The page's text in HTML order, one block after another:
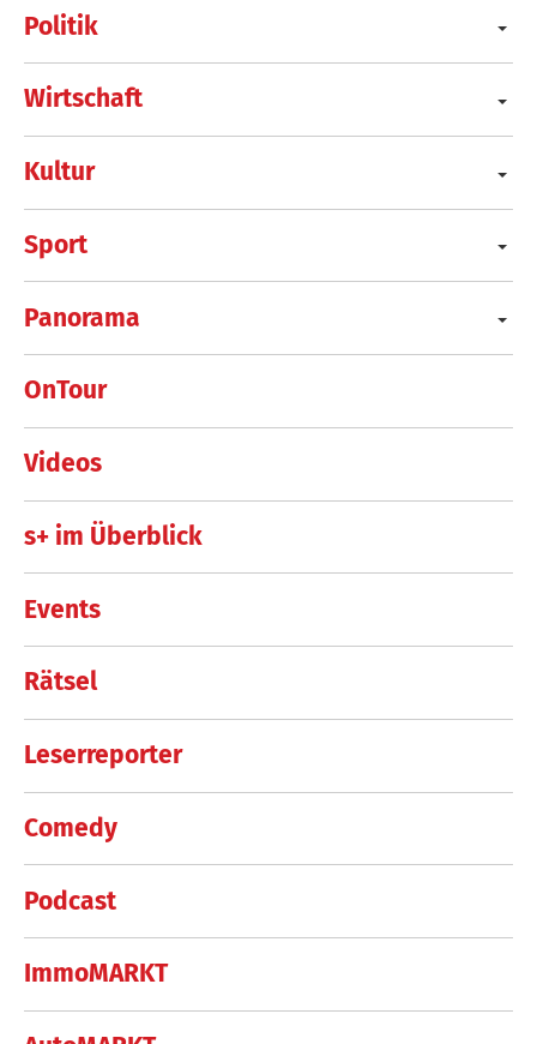
Politik
Wirtschaft
Kultur
Sport
Panorama
OnTour
Videos
s+ im Überblick
Events
Rätsel
Leserreporter
Comedy
Podcast
ImmoMARKT